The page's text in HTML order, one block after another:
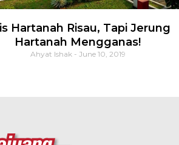
Hartanah Risau, Tapi Jerung
Hartanah Mengganas!
Ahyat Ishak June 10, 2019